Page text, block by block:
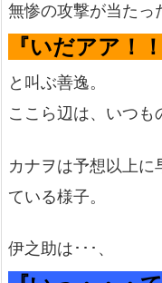
無惨の攻撃が当たっ
『いだアア！
と叫ぶ善逸。
ここら辺は、いつも
カナヲは予想以上に
ている様子。
伊之助は･･･、